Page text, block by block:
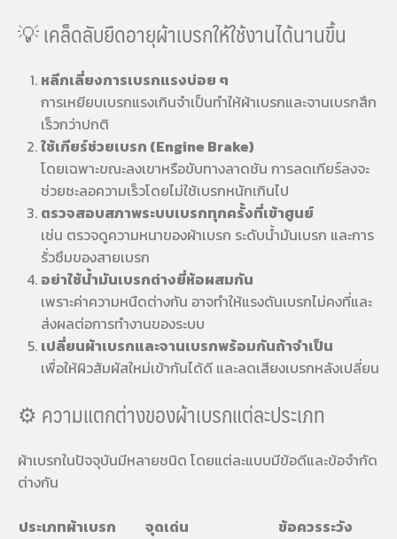
💡 เคล็ดลับยืดอายุผ้าเบรกให้ใช้งานได้นานขึ้น
หลีกเลี่ยงการเบรกแรงบ่อย ๆ
การเหยียบเบรกแรงเกินจำเป็นทำให้ผ้าเบรกและจานเบรกสึก
เร็วกว่าปกติ
ใช้เกียร์ช่วยเบรก (Engine Brake)
โดยเฉพาะขณะลงเขาหรือขับทางลาดชัน การลดเกียร์ลงจะ
ช่วยชะลอความเร็วโดยไม่ใช้เบรกหนักเกินไป
ตรวจสอบสภาพระบบเบรกทุกครั้งที่เข้าศูนย์
เช่น ตรวจดูความหนาของผ้าเบรก ระดับน้ำมันเบรก และการ
รั่วซึมของสายเบรก
อย่าใช้น้ำมันเบรกต่างยี่ห้อผสมกัน
เพราะค่าความหนืดต่างกัน อาจทำให้แรงดันเบรกไม่คงที่และ
ส่งผลต่อการทำงานของระบบ
เปลี่ยนผ้าเบรกและจานเบรกพร้อมกันถ้าจำเป็น
เพื่อให้ผิวสัมผัสใหม่เข้ากันได้ดี และลดเสียงเบรกหลังเปลี่ยน
⚙️ ความแตกต่างของผ้าเบรกแต่ละประเภท
ผ้าเบรกในปัจจุบันมีหลายชนิด โดยแต่ละแบบมีข้อดีและข้อจำกัด
ต่างกัน
ประเภทผ้าเบรก จุดเด่น
ข้อควรระวัง